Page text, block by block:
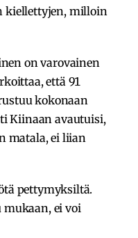
milloin
on varovainen
että 91
kokonaan
Kiinaan avautuisi,
matala, ei liian
pettymyksiltä.
mukaan, ei voi